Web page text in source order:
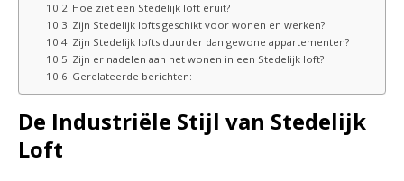
Hoe ziet een Stedelijk loft eruit?
Zijn Stedelijk lofts geschikt voor wonen en werken?
Zijn Stedelijk lofts duurder dan gewone appartementen?
Zijn er nadelen aan het wonen in een Stedelijk loft?
Gerelateerde berichten:
De Industriële Stijl van Stedelijk
Loft